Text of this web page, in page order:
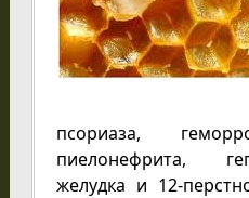
псориаза,
пиелонефрита,
желудка и 12-